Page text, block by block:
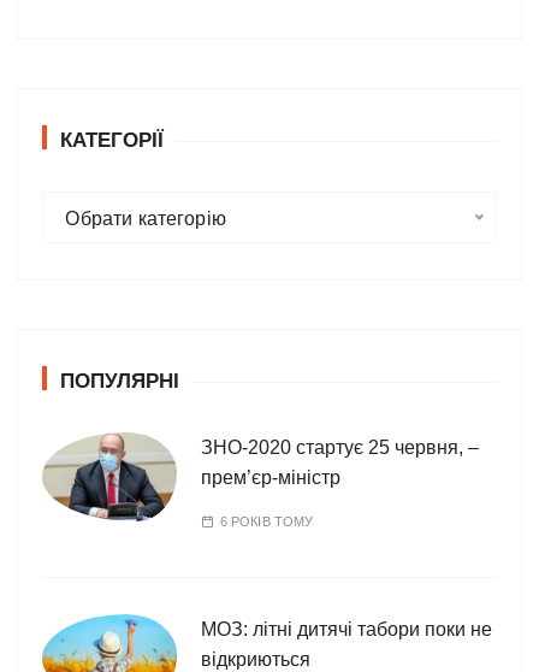
КАТЕГОРІЇ
р
Обрати категорію
ПОПУЛЯРНІ
ЗНО-2020 стартує 25 червня, –
прем’єр-міністр
6 РОКІВ ТОМУ
МОЗ: літні дитячі табори поки не
відкриються